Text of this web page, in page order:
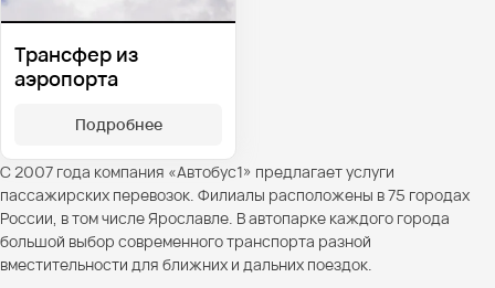
Трансфер из
аэропорта
Подробнее
С 2007 года компания «Автобус1» предлагает услуги
пассажирских перевозок. Филиалы расположены в 75 городах
России, в том числе Ярославле. В автопарке каждого города
большой выбор современного транспорта разной
вместительности для ближних и дальних поездок.